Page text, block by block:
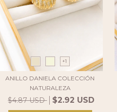
+1
ANILLO DANIELA COLECCIÓN
NATURALEZA
$4.87 USD $2.92 USD